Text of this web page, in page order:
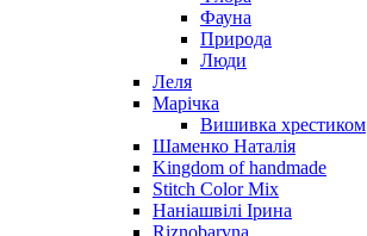
Фауна
Природа
Люди
Леля
Марічка
Вишивка хрестиком
Шаменко Наталія
Kingdom of handmade
Stitch Color Mix
Наніашвілі Ірина
Riznobarvna